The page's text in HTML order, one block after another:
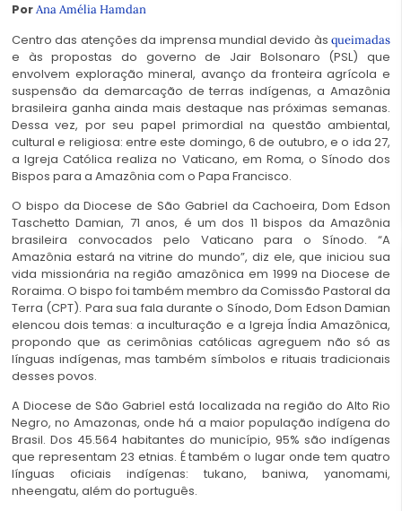
PorAna Amélia Hamdan
Centro das atenções da imprensa mundial devido às queimadas
e às propostas do governo de Jair Bolsonaro (PSL) que
envolvem exploração mineral, avanço da fronteira agrícola e
suspensão da demarcação de terras indígenas, a Amazônia
brasileira ganha ainda mais destaque nas próximas semanas.
Dessa vez, por seu papel primordial na questão ambiental,
cultural e religiosa: entre este domingo, 6 de outubro, e o ida 27,
a Igreja Católica realiza no Vaticano, em Roma, o Sínodo dos
Bispos para a Amazônia com o Papa Francisco.
O bispo da Diocese de São Gabriel da Cachoeira, Dom Edson
Taschetto Damian, 71 anos, é um dos 11 bispos da Amazônia
brasileira convocados pelo Vaticano para o Sínodo. “A
Amazônia estará na vitrine do mundo”, diz ele, que iniciou sua
vida missionária na região amazônica em 1999 na Diocese de
Roraima. O bispo foi também membro da Comissão Pastoral da
Terra (CPT). Para sua fala durante o Sínodo, Dom Edson Damian
elencou dois temas: a inculturação e a Igreja Índia Amazônica,
propondo que as cerimônias católicas agreguem não só as
línguas indígenas, mas também símbolos e rituais tradicionais
desses povos.
A Diocese de São Gabriel está localizada na região do Alto Rio
Negro, no Amazonas, onde há a maior população indígena do
Brasil. Dos 45.564 habitantes do município, 95% são indígenas
que representam 23 etnias. É também o lugar onde tem quatro
línguas oficiais indígenas: tukano, baniwa, yanomami,
nheengatu, além do português.